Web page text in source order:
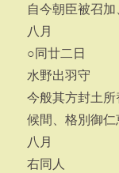
自今朝臣被召
八月
○同廿二日
水野出羽守
今般其方封土
候間、格別御
八月
右同人